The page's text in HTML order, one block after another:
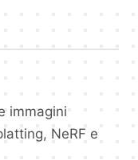
immagini
NeRF e